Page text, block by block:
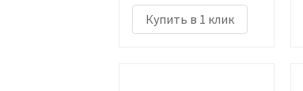
Купить в 1 клик